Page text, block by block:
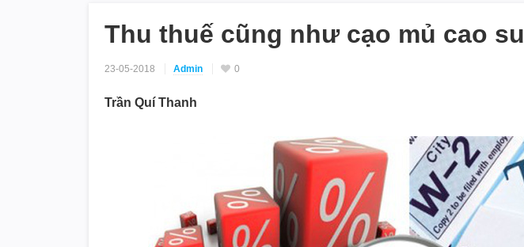
Thu thuế cũng như cạo mủ cao su
23-05-2018 Admin 0
Trần Quí Thanh